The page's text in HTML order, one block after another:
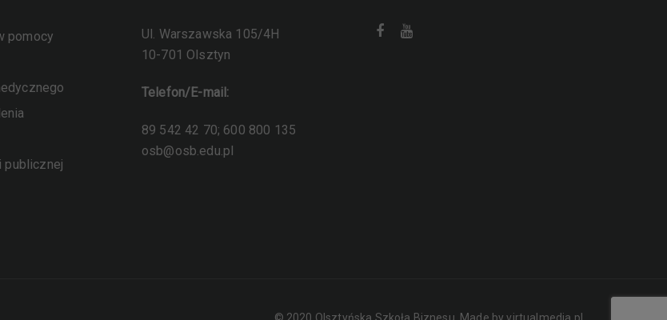
pomocy
publicznej
Ul. Warszawska 105/4H
10-701 Olsztyn
Telefon/E-mail:
89 542 42 70; 600 800 135
osb@osb.edu.pl